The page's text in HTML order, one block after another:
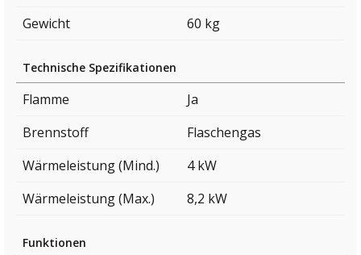
Gewicht
60 kg
Technische Spezifikationen
Flamme
Ja
Brennstoff
Flaschengas
Wärmeleistung (Mind.)
4 kW
Wärmeleistung (Max.)
8,2 kW
Funktionen